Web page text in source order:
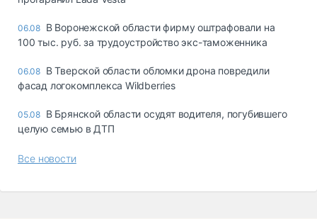
06.08 В Воронежской области фирму оштрафовали на
100 тыс. руб. за трудоустройство экс-таможенника
06.08 В Тверской области обломки дрона повредили
фасад логокомплекса Wildberries
05.08 В Брянской области осудят водителя, погубившего
целую семью в ДТП
Все новости